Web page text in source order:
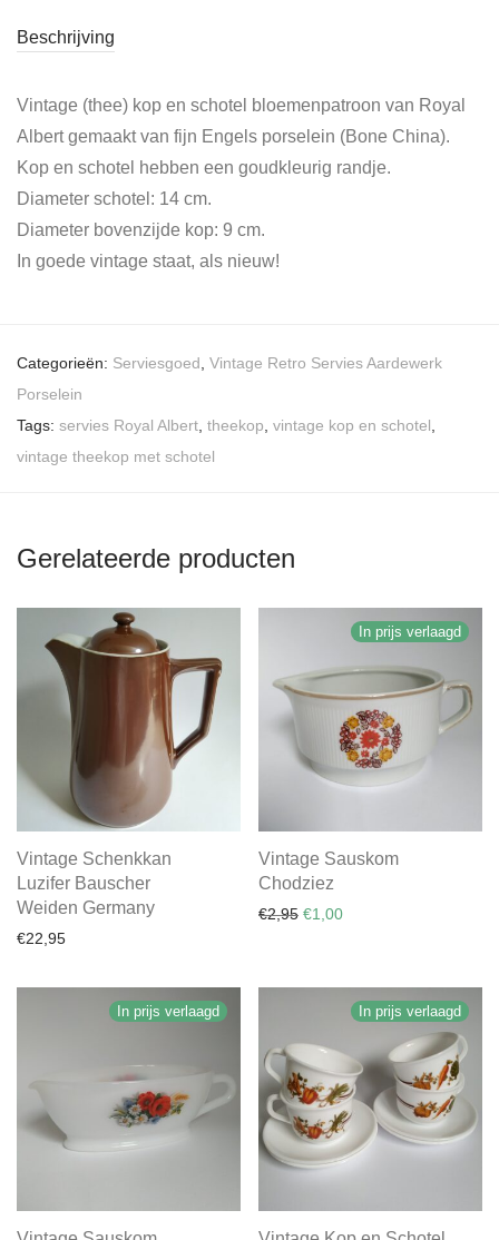
Beschrijving
Vintage (thee) kop en schotel bloemenpatroon van Royal
Albert gemaakt van fijn Engels porselein (Bone China).
Kop en schotel hebben een goudkleurig randje.
Diameter schotel: 14 cm.
Diameter bovenzijde kop: 9 cm.
In goede vintage staat, als nieuw!
Categorieën: Serviesgoed Vintage Retro Servies Aardewerk
Porselein
Tags: servies Royal Albert theekop vintage kop en schotel
vintage theekop met schotel
Gerelateerde producten
Vintage Schenkkan
Luzifer Bauscher
Weiden Germany
€22,95
In prijs verlaagd
Vintage Sauskom
Chodziez
€2,95 Oorspronkelijke prijs was:
€1,00Huidige prijs is: €1,00.
In prijs verlaagd In prijs verlaagd